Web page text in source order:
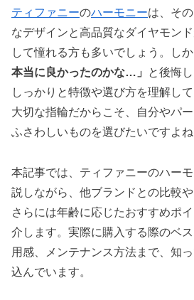
ティファニーのハーモニーは、そ
なデザインと高品質なダイヤモン
して憧れる方も多いでしょう。し
本当に良かったのかな…」
と後悔
しっかりと特徴や選び方を理解し
大切な指輪だからこそ、自分やパ
ふさわしいものを選びたいですよね
本記事では、ティファニーのハー
説しながら、他ブランドとの比較
さらには年齢に応じたおすすめポ
介します。実際に購入する際のベ
用感、メンテナンス方法まで、知
込んでいます。